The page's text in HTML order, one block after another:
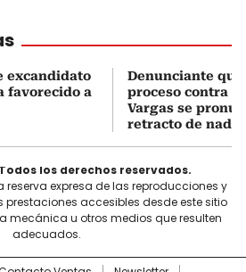
excandidato
favorecido a
Denunciante
proceso contra
Vargas se
retracto de nada”
Todos los derechos reservados.
reserva expresa de las reproducciones y
prestaciones accesibles desde este sitio
mecánica u otros medios que resulten
adecuados.